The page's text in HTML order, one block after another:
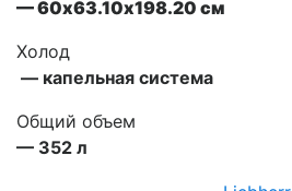
— 60х63.10х198.20 см
Холод
— капельная система
Общий объем
— 352 л